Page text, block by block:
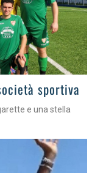
sportiva
e una stella